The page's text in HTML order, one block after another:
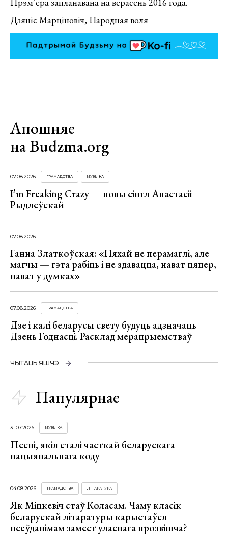
Дзяніс Марціновіч, Народная воля
Апошняе
на Budzma.org
07.08.2026 ГРАМАДСТВА МУЗЫКА
I’m Freaking Crazy — новы сінгл Анастасіі
Рыдлеўскай
07.08.2026
Ганна Златкоўская: «Няхай не перамаглі, але
магчы — гэта рабіць і не здавацца, нават цяпер,
нават у думках»
07.08.2026 ГРАМАДСТВА
Дзе і калі беларусы свету будуць адзначаць
Дзень Годнасці. Расклад мерапрыемстваў
ЧЫТАЦЬ ЯШЧЭ
Папулярнае
31.07.2026 МУЗЫКА
Песні, якія сталі часткай беларускага
нацыянальнага коду
04.08.2026 ГРАМАДСТВА ЛІТАРАТУРА
Як Міцкевіч стаў Коласам. Чаму класік
беларускай літаратуры карыстаўся
псеўданімам замест уласнага прозвішча?